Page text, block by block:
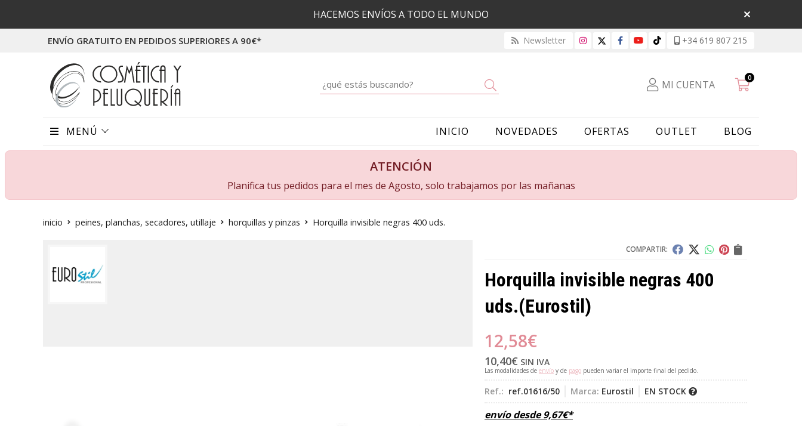
HACEMOS ENVÍOS A TODO EL MUNDO
ENVÍO GRATUITO EN PEDIDOS SUPERIORES A 90€* Newsletter +34 619 807 215
MI CUENTA
0
MENÚ INICIO NOVEDADES OFERTAS OUTLET BLOG
ATENCIÓN
Planifica tus pedidos para el mes de Agosto, solo trabajamos por las mañanas
inicio peines, planchas, secadores, utillaje horquillas y pinzas Horquilla invisible negras 400 uds.
COMPARTIR:
Horquilla invisible negras 400
uds.(Eurostil)
12,58€
10,40€ SIN IVA
Las modalidades de envío y de pago pueden variar el importe final del pedido.
Ref.: ref.01616/50 Marca: Eurostil EN STOCK
envío desde9,67€*